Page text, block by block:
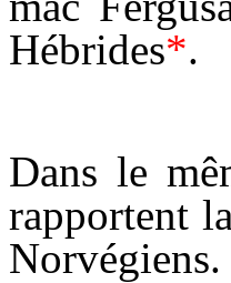
Hébrides*.
Dans le
rapportent
Norvégiens.